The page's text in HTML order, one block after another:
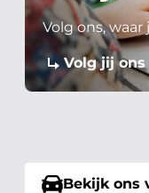
Volg ons,
Volg jij ons
Bekijk ons